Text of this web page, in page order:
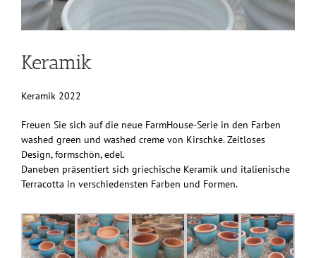
Keramik
Keramik 2022
Freuen Sie sich auf die neue FarmHouse-Serie in den Farben
washed green und washed creme von Kirschke. Zeitloses
Design, formschön, edel.
Daneben präsentiert sich griechische Keramik und italienische
Terracotta in verschiedensten Farben und Formen.